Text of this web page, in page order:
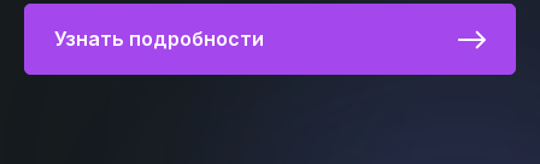
Узнать подробности